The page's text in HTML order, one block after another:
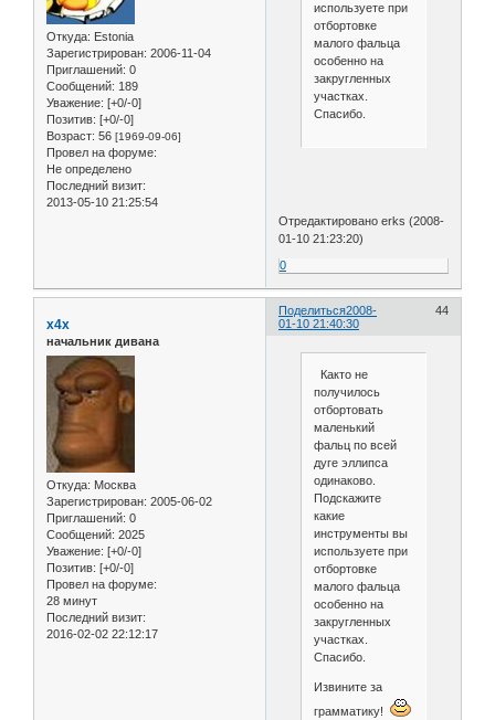
Откуда: Estonia
Зарегистрирован: 2006-11-04
Приглашений: 0
Сообщений: 189
Уважение: [+0/-0]
Позитив: [+0/-0]
Возраст: 56 [1969-09-06]
Провел на форуме:
Не определено
Последний визит:
2013-05-10 21:25:54
используете при
отбортовке
малого фальца
особенно на
закругленных
участках.
Спасибо.
Отредактировано erks (2008-
01-10 21:23:20)
0
Поделиться 44
2008-
01-10 21:40:30
x4x
начальник дивана
Откуда: Москва
Зарегистрирован: 2005-06-02
Приглашений: 0
Сообщений: 2025
Уважение: [+0/-0]
Позитив: [+0/-0]
Провел на форуме:
28 минут
Последний визит:
2016-02-02 22:12:17
Както не
получилось
отбортовать
маленький
фальц по всей
дуге эллипса
одинаково.
Подскажите
какие
инструменты вы
используете при
отбортовке
малого фальца
особенно на
закругленных
участках.
Спасибо.
Извините за
грамматику!